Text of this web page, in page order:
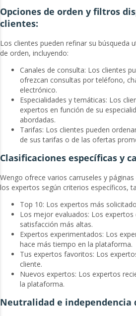
Opciones de orden y filtros
clientes:
Los clientes pueden refinar su búsqueda
de orden, incluyendo:
Canales de consulta: Los clientes
ofrezcan consultas por teléfono,
electrónico.
Especialidades y temáticas: Los
expertos en función de su
abordadas.
Tarifas: Los clientes pueden
de sus tarifas o de las ofertas
Clasificaciones específicas y
Wengo ofrece varios carruseles y
los expertos según criterios específicos,
Top 10: Los expertos más
Los mejor evaluados: Los expertos
satisfacción más altas.
Expertos experimentados: Los
hace más tiempo en la plataforma.
Tus expertos favoritos: Los
cliente.
Nuevos expertos: Los expertos
la plataforma.
Neutralidad e independencia